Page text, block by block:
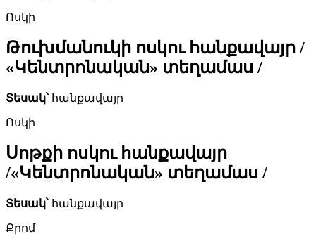
Ոսկի
Թուխմանուկի ոսկու հանքավայր /
«Կենտրոնական» տեղամաս /
Տեսակ՝հանքավայր
Ոսկի
Սոթքի ոսկու հանքավայր
/«Կենտրոնական» տեղամաս /
Տեսակ՝հանքավայր
Քրոմ